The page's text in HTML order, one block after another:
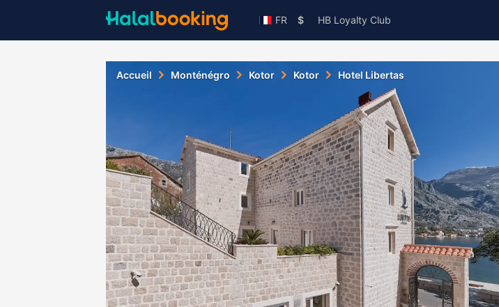
FR $ HB Loyalty Club
Accueil Monténégro Kotor Kotor Hotel Libertas